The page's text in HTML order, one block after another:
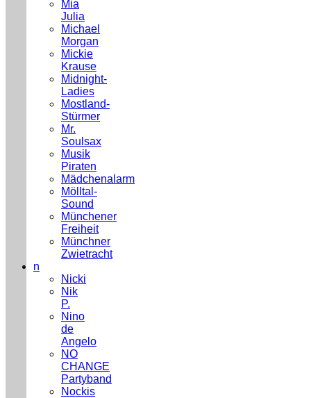
Mia
Julia
Michael
Morgan
Mickie
Krause
Midnight-
Ladies
Mostland-
Stürmer
Mr.
Soulsax
Musik
Piraten
Mädchenalarm
Mölltal-
Sound
Münchener
Freiheit
Münchner
Zwietracht
n
Nicki
Nik
P.
Nino
de
Angelo
NO
CHANGE
Partyband
Nockis